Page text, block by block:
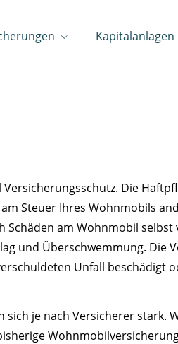
Kapitalanlagen
Die
Steuer Ihres Wohnmobils
Schäden am Wohnmobil
und Überschwemmung. Die
Unfall beschädigt
je nach Versicherer stark.